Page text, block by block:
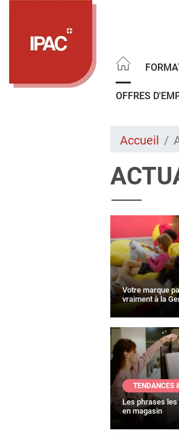
OFFRES
Accueil
Votre marque
vraiment à la
TENDANCES
Les phrases
en magasin